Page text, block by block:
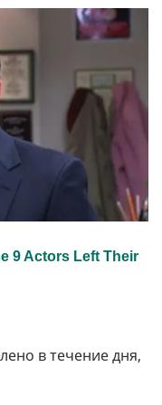
в течение дня,